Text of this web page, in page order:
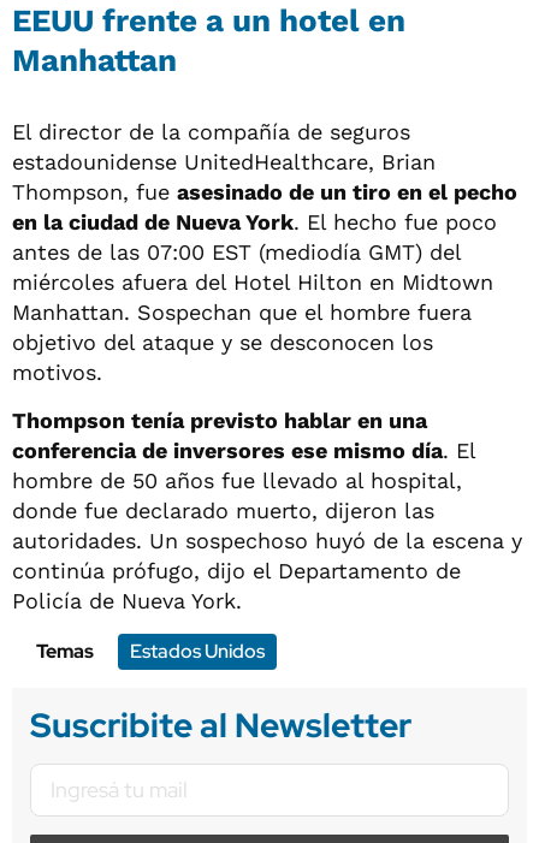
EEUU frente a un hotel en
Manhattan
El director de la compañía de seguros
estadounidense UnitedHealthcare, Brian
Thompson, fue asesinado de un tiro en el pecho
en la ciudad de Nueva York. El hecho fue poco
antes de las 07:00 EST (mediodía GMT) del
miércoles afuera del Hotel Hilton en Midtown
Manhattan. Sospechan que el hombre fuera
objetivo del ataque y se desconocen los
motivos.
Thompson tenía previsto hablar en una
conferencia de inversores ese mismo día. El
hombre de 50 años fue llevado al hospital,
donde fue declarado muerto, dijeron las
autoridades. Un sospechoso huyó de la escena y
continúa prófugo, dijo el Departamento de
Policía de Nueva York.
Temas
Estados Unidos
Suscribite al Newsletter